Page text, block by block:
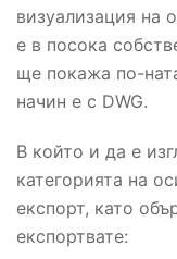
визуализация на
е в посока
ще покажа по-
начин е с DWG.
В който и да е
категорията на
експорт, като
експортвате: